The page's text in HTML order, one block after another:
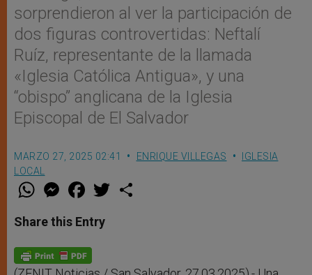
sorprendieron al ver la participación de
dos figuras controvertidas: Neftalí
Ruíz, representante de la llamada
«Iglesia Católica Antigua», y una
“obispo” anglicana de la Iglesia
Episcopal de El Salvador
MARZO 27, 2025 02:41 ENRIQUE VILLEGAS
IGLESIA
LOCAL
W
t
s
p
p
M
e
s
e
g
e
F
a
e
b
o
k
w
Share this Entry